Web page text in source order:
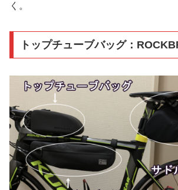
く。
トップチューブバッグ：